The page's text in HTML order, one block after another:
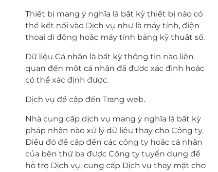
Thiết bị mang ý nghĩa là bất kỳ thiết bị nào có
thể kết nối vào Dịch vụ như là máy tính, điện
thoại di động hoặc máy tính bảng kỹ thuật số.
Dữ liệu Cá nhân là bất kỳ thông tin nào liên
quan đến một cá nhân đã được xác định hoặc
có thể xác định được.
Dịch vụ đề cập đến Trang web.
Nhà cung cấp dịch vụ mang ý nghĩa là bất kỳ
pháp nhân nào xử lý dữ liệu thay cho Công ty.
Điều đó đề cập đến các công ty hoặc cá nhân
của bên thứ ba được Công ty tuyển dụng để
hỗ trợ Dịch vụ, cung cấp Dịch vụ thay mặt cho